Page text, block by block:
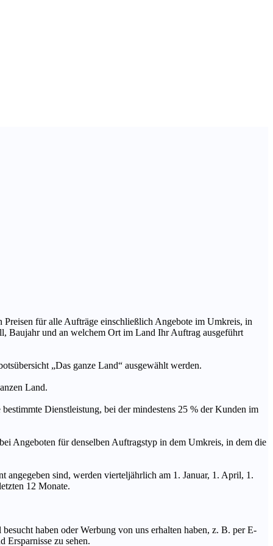
für alle Aufträge einschließlich Angebote im Umkreis, in
Baujahr und an welchem Ort im Land Ihr Auftrag ausgeführt
„Das ganze Land“ ausgewählt werden.
Land.
Dienstleistung, bei der mindestens 25 % der Kunden im
Angeboten für denselben Auftragstyp in dem Umkreis, in dem die
angegeben sind, werden vierteljährlich am 1. Januar, 1. April, 1.
12 Monate.
haben oder Werbung von uns erhalten haben, z. B. per E-
Ersparnisse zu sehen.